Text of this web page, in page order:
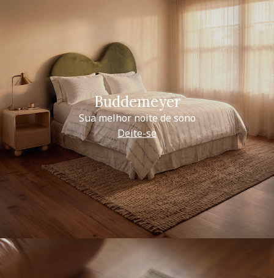
Buddemeyer
Sua melhor noite de sono
Deite-se